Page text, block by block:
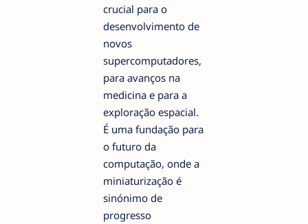
crucial para o
desenvolvimento de
novos
supercomputadores,
para avanços na
medicina e para a
exploração espacial.
É uma fundação para
o futuro da
computação, onde a
miniaturização é
sinónimo de
progresso